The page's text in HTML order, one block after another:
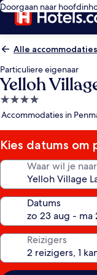
Doorgaan naar
Alle
Particuliere eigenaar
Yelloh
4.0-
Accommodaties in
Kies datums om
Waar wil je
Datums
Reizigers